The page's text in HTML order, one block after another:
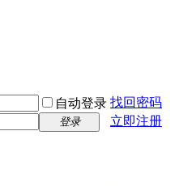
自动登录 找回密码
登录
立即注册